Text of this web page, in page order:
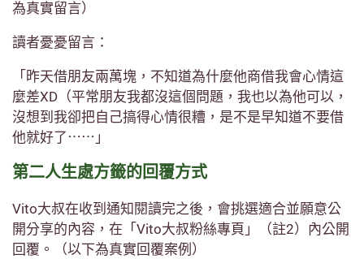
為真實留言）
讀者憂憂留言：
「昨天借朋友兩萬塊，不知道為什麼他商借我會心情這
麼差XD（平常朋友我都沒這個問題，我也以為他可以，
沒想到我卻把自己搞得心情很糟，是不是早知道不要借
他就好了⋯⋯」
第二人生處方籤的回覆方式
Vito大叔在收到通知閱讀完之後，會挑選適合並願意公
開分享的內容，在「Vito大叔粉絲專頁」（註2）內公開
回覆。（以下為真實回覆案例）